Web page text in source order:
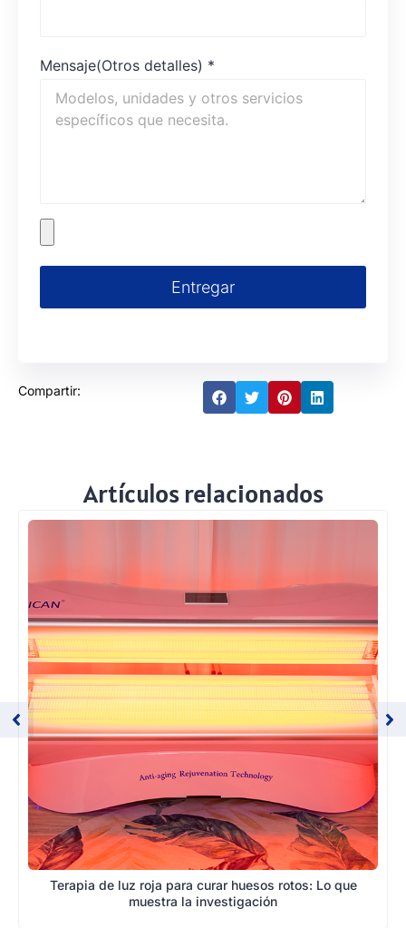
Mensaje(Otros detalles) *
Entregar
Compartir:
Artículos relacionados
Terapia de luz roja para curar huesos rotos: Lo que
muestra la investigación